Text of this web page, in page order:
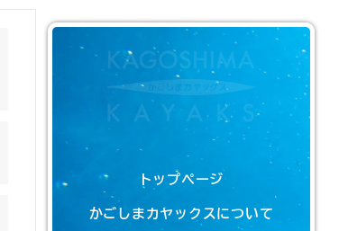
トップページ
かごしまカヤックスについて